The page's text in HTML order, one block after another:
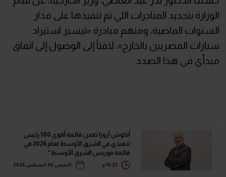
الوزارة بتجديد المبادرات اللي تم تنفيذها على مدار
السنوات الماضية، ومنهم مبادرة «تيسير استيراد
سيارات المصريين بالخارج»، لافتاً إلى الوصول إلى اتفاق
مبدأي في هذا الصدد.
أنكوش أرورا ضمن قائمة أقوى 100 رئيس
تنفيذي في الشرق الأوسط لعام 2026 في
قائمة فوربس الشرق الأوسط"
الخميس 06 أغسطس 2026